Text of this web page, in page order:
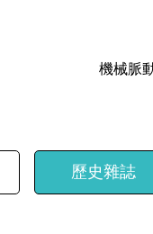
機械脈
歷史雜誌